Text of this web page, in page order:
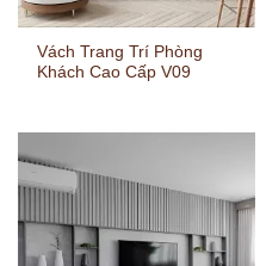
Vách Trang Trí Phòng
Khách Cao Cấp V09